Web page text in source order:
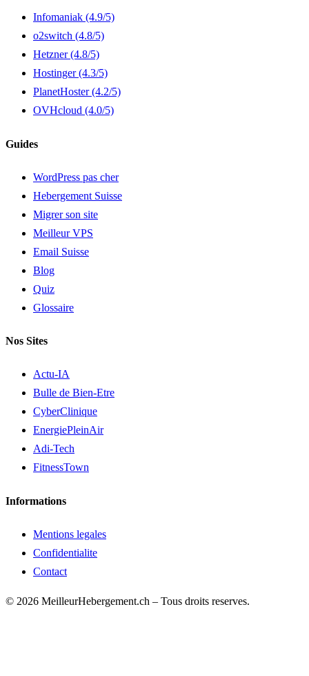
Infomaniak (4.9/5)
o2switch (4.8/5)
Hetzner(4.8/5)
Hostinger(4.3/5)
PlanetHoster(4.2/5)
OVHcloud (4.0/5)
Guides
WordPress pas cher
Hebergement Suisse
Migrer son site
Meilleur VPS
Email Suisse
Blog
Quiz
Glossaire
Nos Sites
Actu-IA
Bulle de Bien-Etre
CyberClinique
EnergiePleinAir
Adi-Tech
FitnessTown
Informations
Mentions legales
Confidentialite
Contact
© 2026 MeilleurHebergement.ch – Tous droits reserves.